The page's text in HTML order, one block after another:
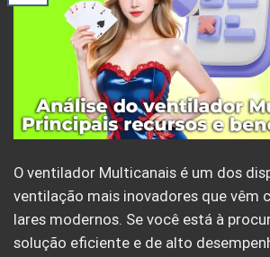
O ventilador Multicanais é um dos
ventilação mais inovadores que vêm
lares modernos. Se você está à
solução eficiente e de alto